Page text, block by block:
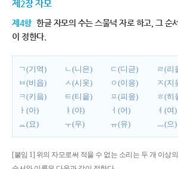
제2장 자모
제4항 한글 자모의 수는 스물넉 자로 하고, 그 순
이 정한다.
ㄱ(기역) ㄴ(니은) ㄷ(디귿) ㄹ(리
ㅂ(비읍)
ㅅ(시옷) ㅇ(이응) ㅈ(지
ㅋ(키읔)
ㅌ(티읕) ㅍ(피읖)
ㅎ(히
ㅏ(아)
ㅑ(야) ㅓ(어) ㅕ(여)
ㅛ(요)
ㅜ(우) ㅠ(유) ㅡ(으)
[붙임 1] 위의 자모로써 적을 수 없는 소리는 두 개 이상